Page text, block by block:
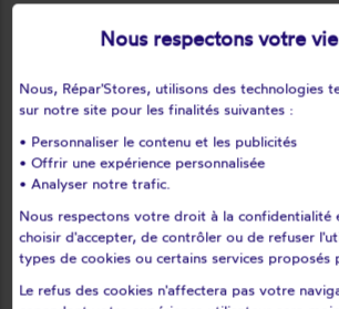
Mézy-sur-seine
Moisson
Montainville
Montchauvet
Montfort-l'amaury
Morainvilliers
Mulcent
Neauphle-le-vieux
Nous respectons votre
Nous, Répar'Stores, utilisons des technologies
sur notre site pour les finalités suivantes :
• Personnaliser le contenu et les publicités
• Offrir une expérience personnalisée
• Analyser notre trafic.
Nous respectons votre droit à la confidentialité
choisir d'accepter, de contrôler ou de refuser
types de cookies ou certains services proposés
Le refus des cookies n'affectera pas votre